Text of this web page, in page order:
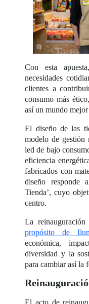
Con esta
necesidades
clientes a
consumo más
así un mundo
El diseño de las
modelo de gestión
led de bajo
eficiencia
fabricados con
diseño responde
Tienda’, cuyo
centro.
La
propósito de
económica,
diversidad y la
para cambiar así la
El acto de